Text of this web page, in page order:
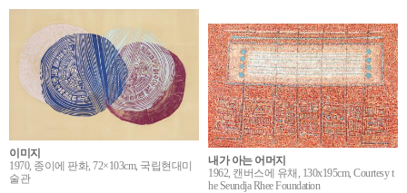
이미지
1970, 종이에 판화, 72×103cm, 국립현대미
술관
내가 아는 어머지
1962, 캔버스에 유채, 130x195cm, Courtesy t
he Seundja Rhee Foundation